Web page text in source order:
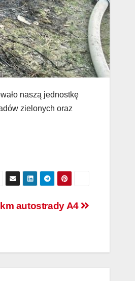
naszą jednostkę
zielonych oraz
autostrady A4